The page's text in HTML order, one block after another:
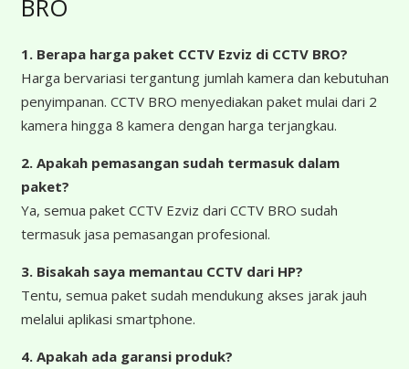
BRO
1. Berapa harga paket CCTV Ezviz di CCTV BRO?
Harga bervariasi tergantung jumlah kamera dan kebutuhan
penyimpanan. CCTV BRO menyediakan paket mulai dari 2
kamera hingga 8 kamera dengan harga terjangkau.
2. Apakah pemasangan sudah termasuk dalam
paket?
Ya, semua paket CCTV Ezviz dari CCTV BRO sudah
termasuk jasa pemasangan profesional.
3. Bisakah saya memantau CCTV dari HP?
Tentu, semua paket sudah mendukung akses jarak jauh
melalui aplikasi smartphone.
4. Apakah ada garansi produk?